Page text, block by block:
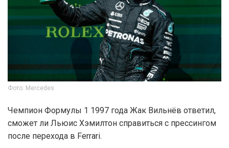
Фото: Mercedes
Чемпион Формулы 1 1997 года Жак Вильнёв ответил,
сможет ли Льюис Хэмилтон справиться с прессингом
после перехода в Ferrari.